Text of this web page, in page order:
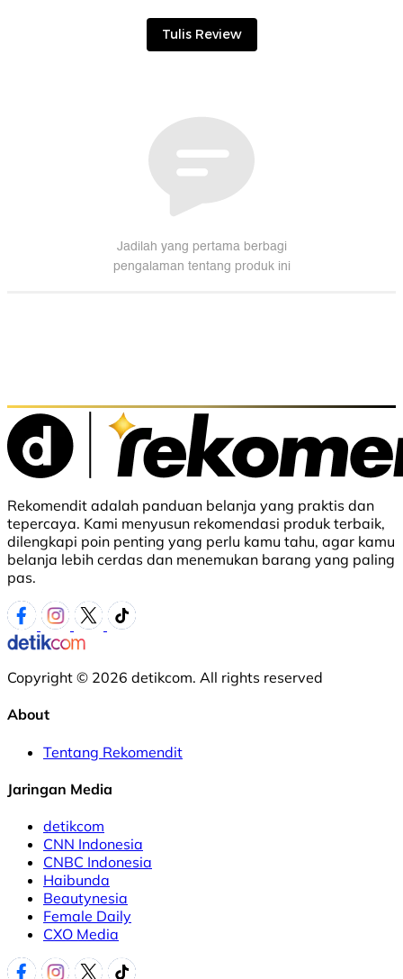
Rekomendit adalah panduan belanja yang praktis dan
tepercaya. Kami menyusun rekomendasi produk terbaik,
dilengkapi poin penting yang perlu kamu tahu, agar kamu
belanja lebih cerdas dan menemukan barang yang paling
pas.
Copyright © 2026 detikcom. All rights reserved
About
Tentang Rekomendit
Jaringan Media
detikcom
CNN Indonesia
CNBC Indonesia
Haibunda
Beautynesia
Female Daily
CXO Media